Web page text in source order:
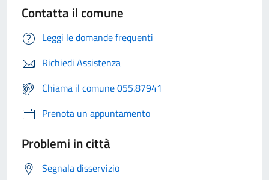
Contatta il comune
Leggi le domande frequenti
Richiedi Assistenza
Chiama il comune 055.87941
Prenota un appuntamento
Problemi in città
Segnala disservizio